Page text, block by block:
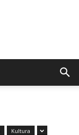
Kultura